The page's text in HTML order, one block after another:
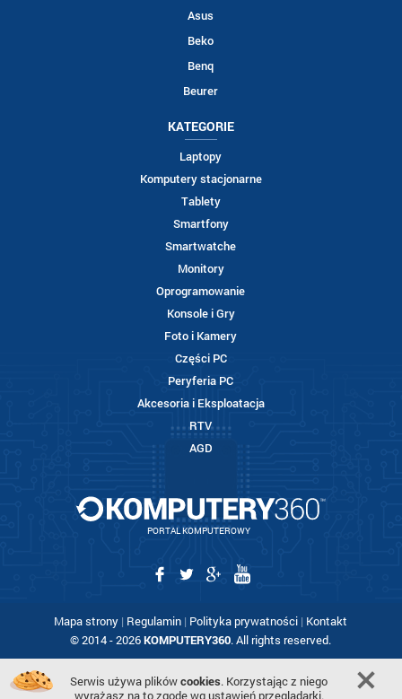
Asus
Beko
Benq
Beurer
KATEGORIE
Laptopy
Komputery stacjonarne
Tablety
Smartfony
Smartwatche
Monitory
Oprogramowanie
Konsole i Gry
Foto i Kamery
Części PC
Peryferia PC
Akcesoria i Eksploatacja
RTV
AGD
PORTAL KOMPUTEROWY
Mapa strony | Regulamin | Polityka prywatności | Kontakt
© 2014 - 2026KOMPUTERY360. All rights reserved.
Serwis używa plikówcookies. Korzystając z niego
wyrażasz na to zgodę wg ustawień przeglądarki.